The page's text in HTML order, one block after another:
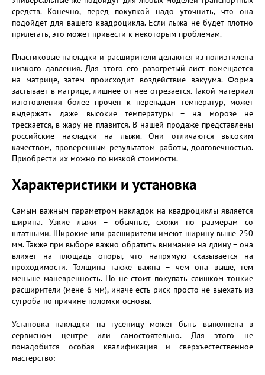
средств. Конечно, перед покупкой надо уточнить, что она
подойдет для вашего квадроцикла. Если лыжа не будет плотно
прилегать, это может привести к некоторым проблемам.
Пластиковые накладки и расширители делаются из полиэтилена
низкого давления. Для этого его разогретый лист помещается
на матрице, затем происходит воздействие вакуума. Форма
застывает в матрице, лишнее от нее отрезается. Такой материал
изготовления более прочен к перепадам температур, может
выдержать даже высокие температуры – на морозе не
трескается, в жару не плавится. В нашей продаже представлены
российские накладки на лыжи. Они отличаются высоким
качеством, проверенным результатом работы, долговечностью.
Приобрести их можно по низкой стоимости.
Характеристики и установка
Самым важным параметром накладок на квадроциклы является
ширина. Узкие лыжи – обычные, схожи по размерам со
штатными. Широкие или расширители имеют ширину выше 250
мм. Также при выборе важно обратить внимание на длину – она
влияет на площадь опоры, что напрямую сказывается на
проходимости. Толщина также важна – чем она выше, тем
меньше маневренность. Но не стоит покупать слишком тонкие
расширители (мене 6 мм), иначе есть риск просто не выехать из
сугроба по причине поломки основы.
Установка накладки на гусеницу может быть выполнена в
сервисном центре или самостоятельно. Для этого не
понадобится особая квалификация и сверхъестественное
мастерство: